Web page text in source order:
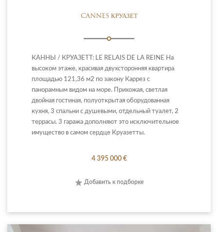
CANNES КРУАЗЕТ
КАННЫ / КРУАЗЕТТ: LE RELAIS DE LA REINE На
высоком этаже, красивая двухсторонняя квартира
площадью 121,36 м2 по закону Каррез с
панорамным видом на море. Прихожая, светлая
двойная гостиная, полуоткрытая оборудованная
кухня, 3 спальни с душевыми, отдельный туалет, 2
террасы. 3 гаража дополняют это исключительное
имущество в самом сердце Круазетты.
4 395 000 €
Добавить к подборке